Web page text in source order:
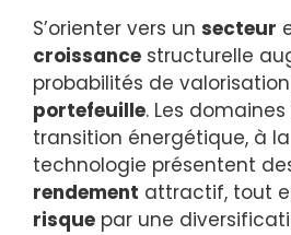
S’orienter vers un secteur
croissance structurelle
probabilités de
portefeuille. Les
transition énergétique, à
technologie présentent
rendement attractif, tout
risque par une